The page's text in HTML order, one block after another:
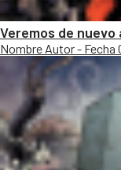
Veremos de nuevo
Nombre Autor -